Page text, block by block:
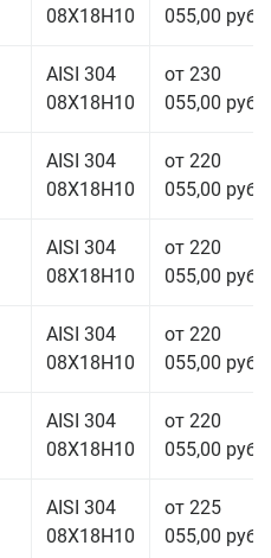
08Х18Н10
055,00 руб.
AISI 304
08Х18Н10
от 230
055,00 руб.
AISI 304
08Х18Н10
от 220
055,00 руб.
AISI 304
08Х18Н10
от 220
055,00 руб.
AISI 304
08Х18Н10
от 220
055,00 руб.
AISI 304
08Х18Н10
от 220
055,00 руб.
AISI 304
08Х18Н10
от 225
055,00 руб.